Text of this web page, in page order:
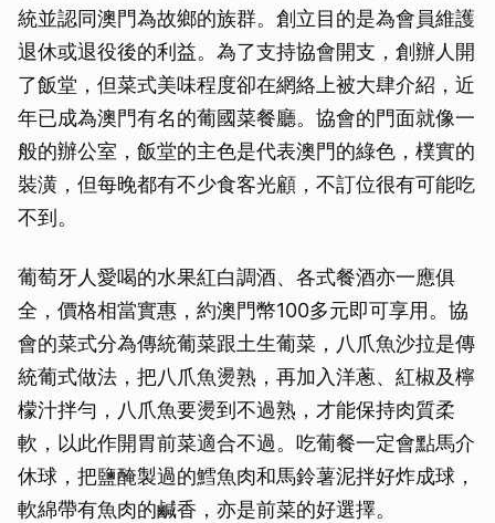
統並認同澳門為故鄉的族群。創立目的是為會員維護
退休或退役後的利益。為了支持協會開支，創辦人開
了飯堂，但菜式美味程度卻在網絡上被大肆介紹，近
年已成為澳門有名的葡國菜餐廳。協會的門面就像一
般的辦公室，飯堂的主色是代表澳門的綠色，樸實的
裝潢，但每晚都有不少食客光顧，不訂位很有可能吃
不到。
葡萄牙人愛喝的水果紅白調酒、各式餐酒亦一應俱
全，價格相當實惠，約澳門幣100多元即可享用。協
會的菜式分為傳統葡菜跟土生葡菜，八爪魚沙拉是傳
統葡式做法，把八爪魚燙熟，再加入洋蔥、紅椒及檸
檬汁拌勻，八爪魚要燙到不過熟，才能保持肉質柔
軟，以此作開胃前菜適合不過。吃葡餐一定會點馬介
休球，把鹽醃製過的鱈魚肉和馬鈴薯泥拌好炸成球，
軟綿帶有魚肉的鹹香，亦是前菜的好選擇。